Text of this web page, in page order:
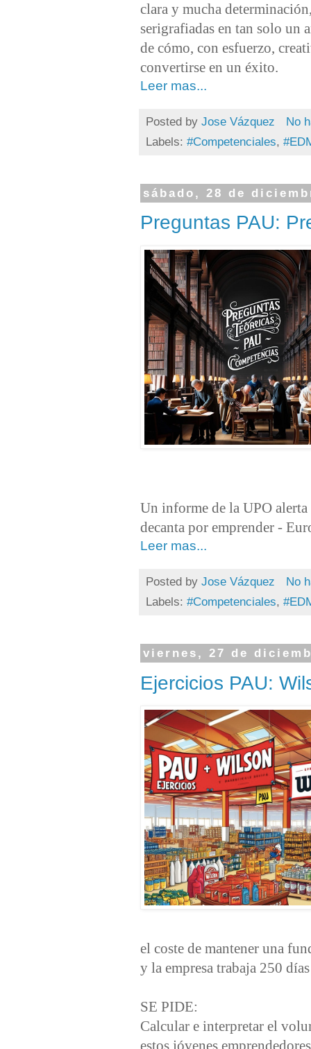
clara y mucha
serigrafiadas en tan solo un
de cómo, con esfuerzo,
convertirse en un éxito.
Leer mas...
Posted by Jose Vázquez
No
Labels: #Competenciales,
sábado, 28 de
Preguntas PAU:
Un informe de la UPO alerta
decanta por emprender -
Leer mas...
Posted by Jose Vázquez
No
Labels: #Competenciales,
viernes, 27 de
Ejercicios PAU:
el coste de mantener una
y la empresa trabaja 250
SE PIDE:
Calcular e interpretar el
estos jóvenes